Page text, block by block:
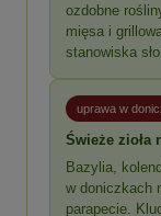
ozdobne
mięsa i
stanowiska
uprawa w
Świeże zioła
Bazylia,
w doniczkach
parapecie.